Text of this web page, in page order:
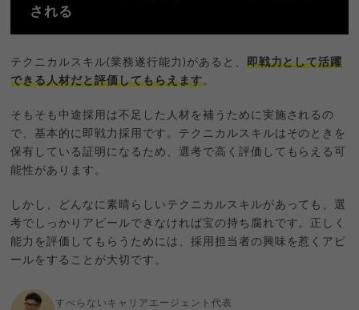
される
テクニカルスキル(業務遂行能力)があると、 即戦力として活躍
できる人材だと評価してもらえます。
そもそも中途採用は不足した人材を補うために実施されるの
で、基本的に即戦力採用です。テクニカルスキルはそのときを
保有している証明になるため、選考で高く評価してもらえる可
能性があります。
しかし、どんなに素晴らしいテクニカルスキルがあっても、選
考でしっかりアピールできなければ宝の持ち腐れです。正しく
能力を評価してもらうためには、採用担当者の興味を惹くアピ
ールをすることが大切です。
すべらないキャリアエージェント代表